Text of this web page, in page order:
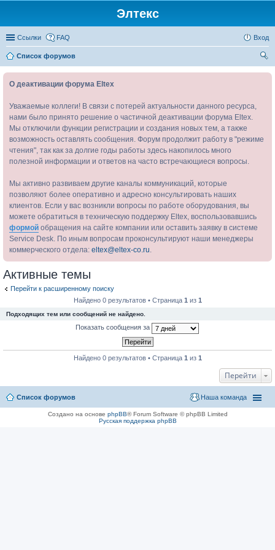
Элтекс
Ссылки FAQ Вход
Список форумов
О деактивации форума Eltex
Уважаемые коллеги! В связи с потерей актуальности данного ресурса,
нами было принято решение о частичной деактивации форума Eltex.
Мы отключили функции регистрации и создания новых тем, а также
возможность оставлять сообщения. Форум продолжит работу в "режиме
чтения", так как за долгие годы работы здесь накопилось много
полезной информации и ответов на часто встречающиеся вопросы.
Мы активно развиваем другие каналы коммуникаций, которые
позволяют более оперативно и адресно консультировать наших
клиентов. Если у вас возникли вопросы по работе оборудования, вы
можете обратиться в техническую поддержку Eltex, воспользовавшись
формой обращения на сайте компании или оставить заявку в системе
Service Desk. По иным вопросам проконсультируют наши менеджеры
коммерческого отдела: eltex@eltex-co.ru.
Активные темы
Перейти к расширенному поиску
Найдено 0 результатов • Страница 1 из 1
Подходящих тем или сообщений не найдено.
Показать сообщения за
Найдено 0 результатов • Страница 1 из 1
Перейти
Список форумов Наша команда
Создано на основе phpBB® Forum Software © phpBB Limited
Русская поддержка phpBB